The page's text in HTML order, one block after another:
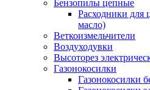
Бензопилы цепные
Расходники
масло)
Веткоизмельчители
Воздуходувки
Высоторез
Газонокосилки
Газонокосилки